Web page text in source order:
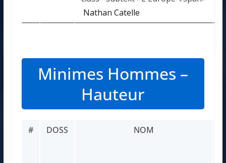
Nathan Catelle
Minimes Hommes –
Hauteur
# DOSS NOM